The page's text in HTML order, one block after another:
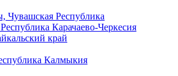
Чувашская Республика
Карачаево-Черкесия
край
Калмыкия